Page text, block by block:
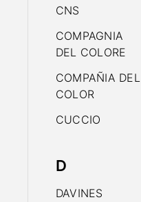
CNS
COMPAGNIA
DEL COLORE
COMPAÑIA DEL
COLOR
CUCCIO
D
DAVINES